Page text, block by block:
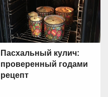
Пасхальный кулич:
проверенный годами
рецепт